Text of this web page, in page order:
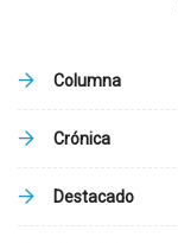
Columna
Crónica
Destacado